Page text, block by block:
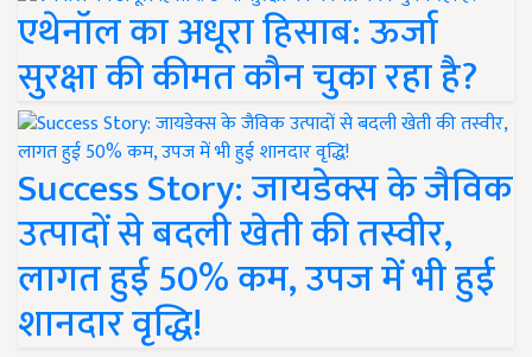
एथेनॉल का अधूरा हिसाब: ऊर्जा
सुरक्षा की कीमत कौन चुका रहा है?
Success Story: जायडेक्स के जैविक
उत्पादों से बदली खेती की तस्वीर,
लागत हुई 50% कम, उपज में भी हुई
शानदार वृद्धि!